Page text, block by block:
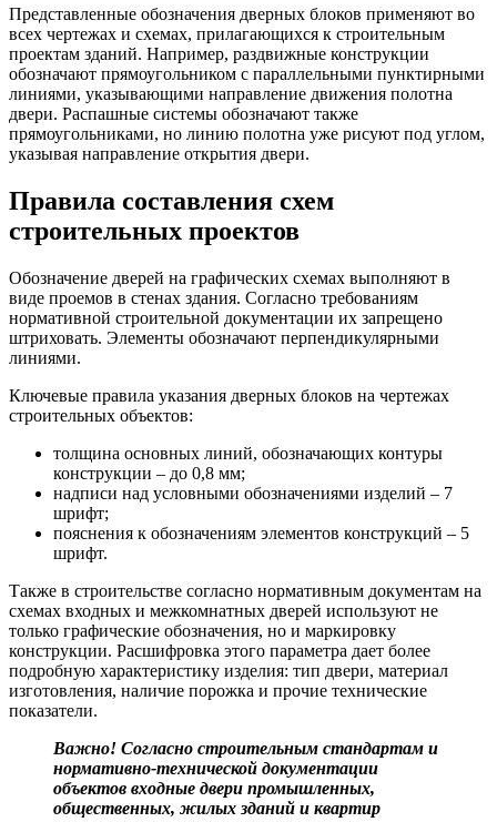
Представленные обозначения дверных блоков применяют во
всех чертежах и схемах, прилагающихся к строительным
проектам зданий. Например, раздвижные конструкции
обозначают прямоугольником с параллельными пунктирными
линиями, указывающими направление движения полотна
двери. Распашные системы обозначают также
прямоугольниками, но линию полотна уже рисуют под углом,
указывая направление открытия двери.
Правила составления схем
строительных проектов
Обозначение дверей на графических схемах выполняют в
виде проемов в стенах здания. Согласно требованиям
нормативной строительной документации их запрещено
штриховать. Элементы обозначают перпендикулярными
линиями.
Ключевые правила указания дверных блоков на чертежах
строительных объектов:
толщина основных линий, обозначающих контуры
конструкции – до 0,8 мм;
надписи над условными обозначениями изделий – 7
шрифт;
пояснения к обозначениям элементов конструкций – 5
шрифт.
Также в строительстве согласно нормативным документам на
схемах входных и межкомнатных дверей используют не
только графические обозначения, но и маркировку
конструкции. Расшифровка этого параметра дает более
подробную характеристику изделия: тип двери, материал
изготовления, наличие порожка и прочие технические
показатели.
Важно! Согласно строительным стандартам и
нормативно-технической документации
объектов входные двери промышленных,
общественных, жилых зданий и квартир